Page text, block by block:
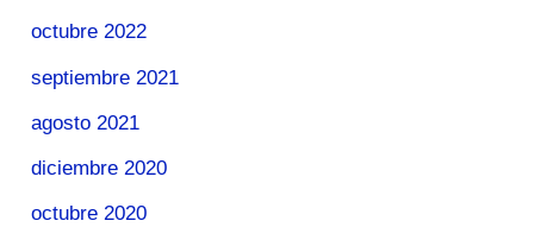
octubre 2022
septiembre 2021
agosto 2021
diciembre 2020
octubre 2020